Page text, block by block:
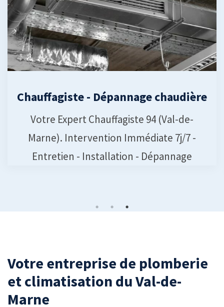
Chauffagiste - Dépannage chaudière
Votre Expert Chauffagiste 94 (Val-de-
Marne). Intervention Immédiate 7j/7 -
Entretien - Installation - Dépannage
Votre entreprise de plomberie
et climatisation du Val-de-
Marne